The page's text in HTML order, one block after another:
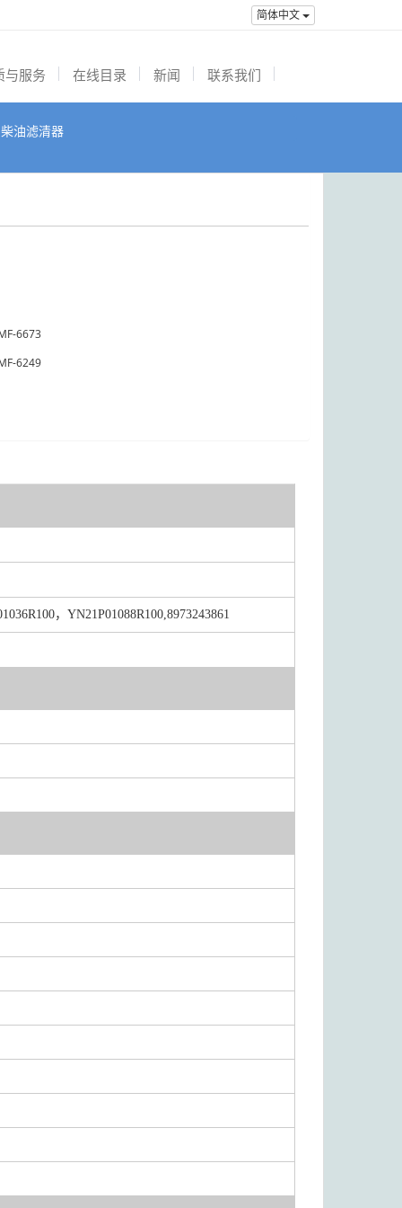
简体中文
与服务 在线目录 新闻 联系我们
柴油滤清器
6673
6249
00，YN21P01088R100,8973243861